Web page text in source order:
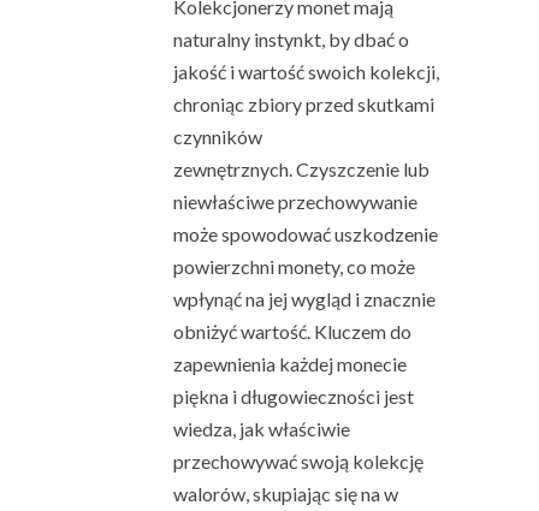
Kolekcjonerzy monet mają
naturalny instynkt, by dbać o
jakość i wartość swoich kolekcji,
chroniąc zbiory przed skutkami
czynników
zewnętrznych. Czyszczenie lub
niewłaściwe przechowywanie
może spowodować uszkodzenie
powierzchni monety, co może
wpłynąć na jej wygląd i znacznie
obniżyć wartość. Kluczem do
zapewnienia każdej monecie
piękna i długowieczności jest
wiedza, jak właściwie
przechowywać swoją kolekcję
walorów, skupiając się na w